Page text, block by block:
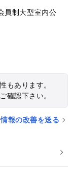
員制大型室内公
もあります。
確認下さい。
報の改善を送る